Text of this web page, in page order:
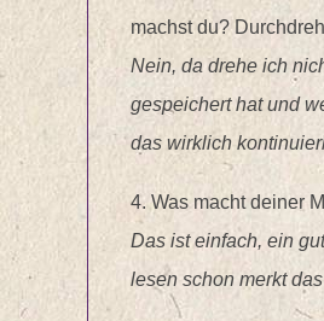
machst du?
Nein, da drehe ich
gespeichert hat und
das wirklich
4. Was macht deiner
Das ist einfach, ein
lesen schon merkt